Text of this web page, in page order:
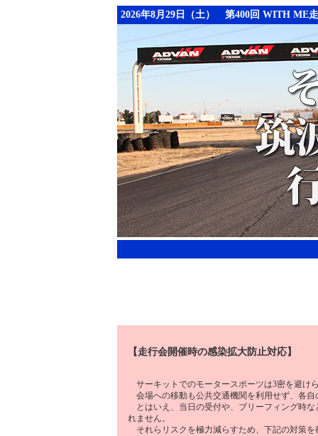
2026年8月29日（土） 第400回 WITH ME
【走行会開催時の感染拡大防止対応】
サーキットでのモータースポーツは3密を避け
会場への移動も公共交通機関を利用せず、各
とはいえ、当日の受付や、ブリーフィング時
れません。
それらリスクを極力減らすため、下記の対策